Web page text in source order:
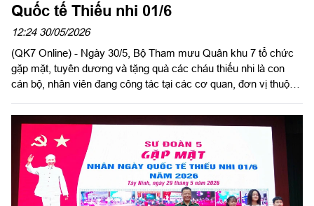
Quốc tế Thiếu nhi 01/6
12:24 30/05/2026
(QK7 Online) - Ngày 30/5, Bộ Tham mưu Quân khu 7 tổ chức
gặp mặt, tuyên dương và tặng quà các cháu thiếu nhi là con
cán bộ, nhân viên đang công tác tại các cơ quan, đơn vị thuộc
Nguyễn Ngọc Kiên, Bí thư Đảng ủy Bộ Tham mưu, Phó Tham
mưu trưởng Quân khu chủ trì chương trình.